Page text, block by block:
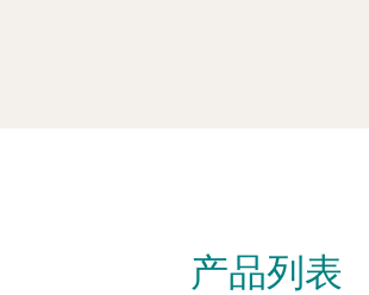
产品列表